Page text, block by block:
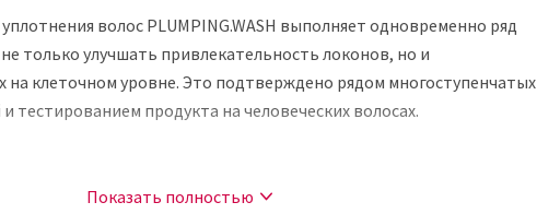
волос PLUMPING.WASH выполняет одновременно ряд
только улучшать привлекательность локонов, но и
на клеточном уровне. Это подтверждено рядом многоступенчатых
тестированием продукта на человеческих волосах.
утяжеления;Показать полностью